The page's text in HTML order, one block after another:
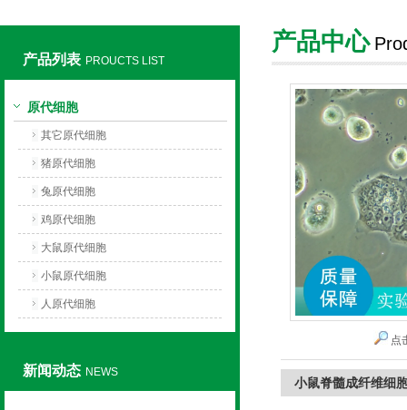
产品列表 PROUCTS LIST
原代细胞
其它原代细胞
猪原代细胞
兔原代细胞
鸡原代细胞
大鼠原代细胞
小鼠原代细胞
人原代细胞
新闻动态 NEWS
产品中心
点
小鼠脊髓成纤维细